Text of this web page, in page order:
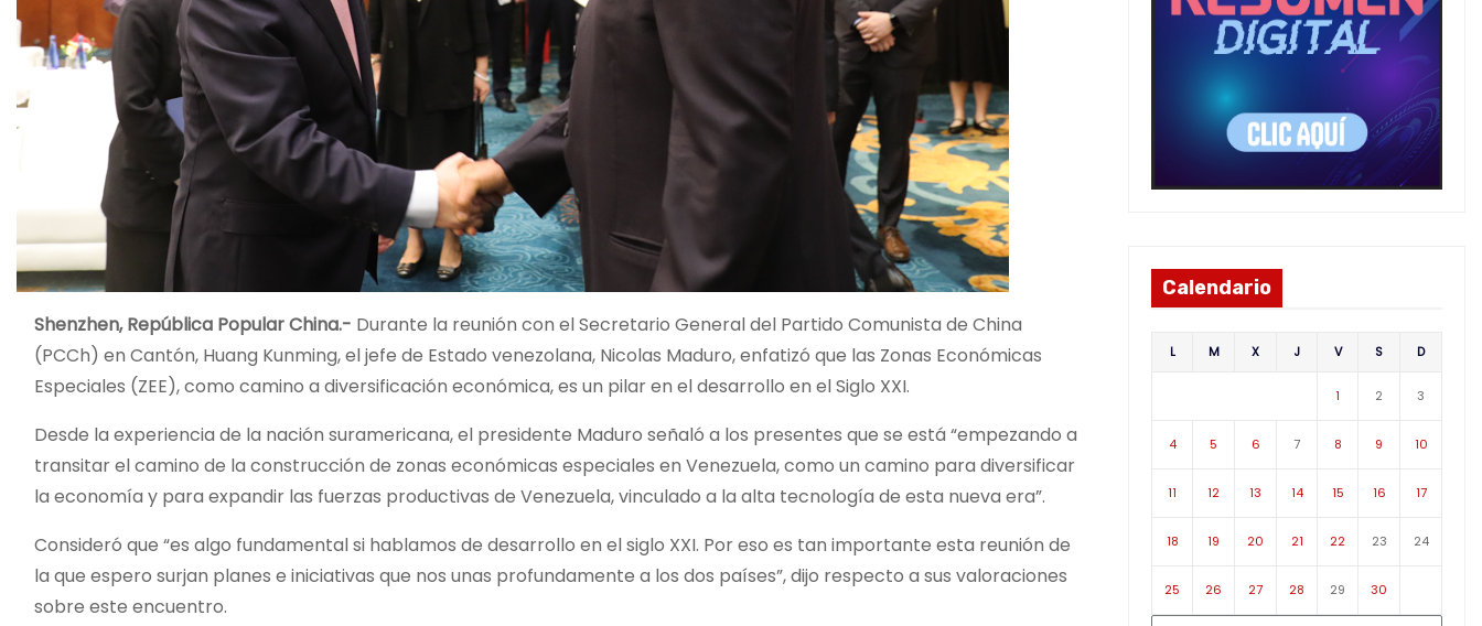
Shenzhen, República Popular China.- Durante la reunión con el Secretario General del Partido Comunista de China
(PCCh) en Cantón, Huang Kunming, el jefe de Estado venezolana, Nicolas Maduro, enfatizó que las Zonas Económicas
Especiales (ZEE), como camino a diversificación económica, es un pilar en el desarrollo en el Siglo XXI.
Desde la experiencia de la nación suramericana, el presidente Maduro señaló a los presentes que se está “empezando a
transitar el camino de la construcción de zonas económicas especiales en Venezuela, como un camino para diversificar
la economía y para expandir las fuerzas productivas de Venezuela, vinculado a la alta tecnología de esta nueva era”.
Consideró que “es algo fundamental si hablamos de desarrollo en el siglo XXI. Por eso es tan importante esta reunión de
la que espero surjan planes e iniciativas que nos unas profundamente a los dos países”, dijo respecto a sus valoraciones
sobre este encuentro.
Calendario
L M X J V S D
1 2 3
4 5 6 7 8 9 10
11 12 13 14 15 16 17
18 19 20 21 22 23 24
25 26 27 28 29 30